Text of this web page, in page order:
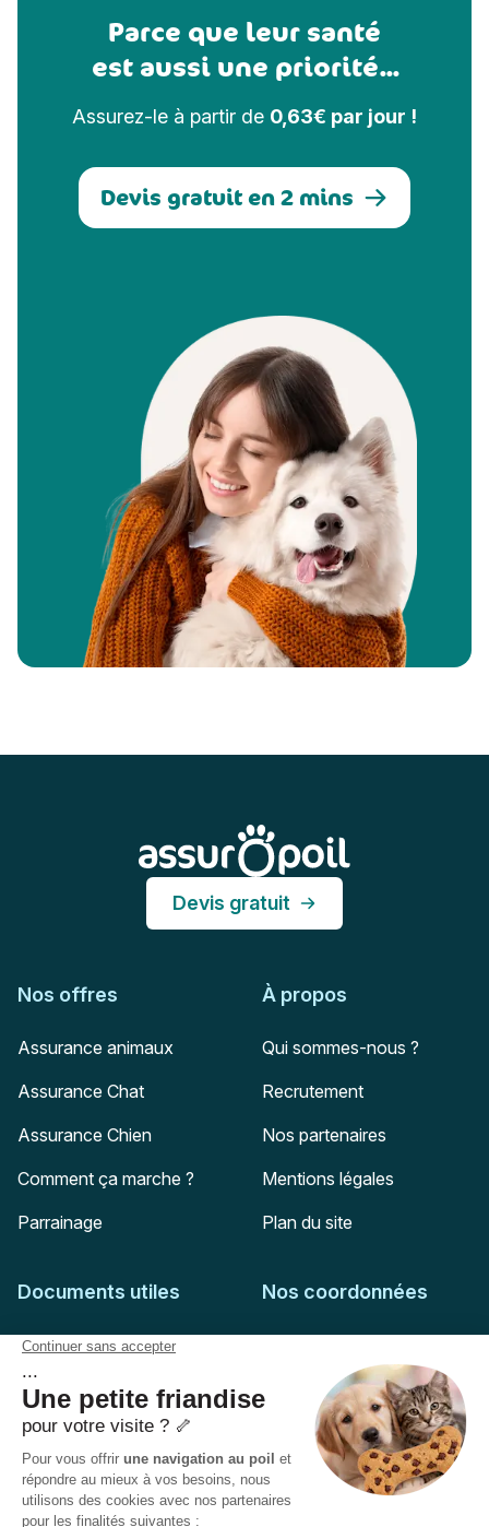
Parce que leur santé
est aussi une priorité...
Assurez-le à partir de 0,63€ par jour !
Devis gratuit en 2 mins
Devis gratuit
Nos offres
Assurance animaux
Assurance Chat
Assurance Chien
Comment ça marche ?
Parrainage
À propos
Qui sommes-nous ?
Recrutement
Nos partenaires
Mentions légales
Plan du site
Documents utiles
Feuille de soins
Conditions générales
Politique de confidentialité
Politique des Cookies
Accessibilité :
Nos coordonnées
51-55 rue Hoche
94767
Ivry-sur-Seine
Pas encore client ?
Mail :
adhesion@assuropoil.com
Tel :
01 77 94 89 02